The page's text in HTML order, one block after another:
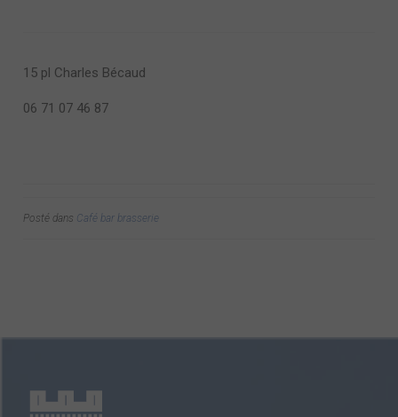
15 pl Charles Bécaud
06 71 07 46 87
Posté dans Café bar brasserie